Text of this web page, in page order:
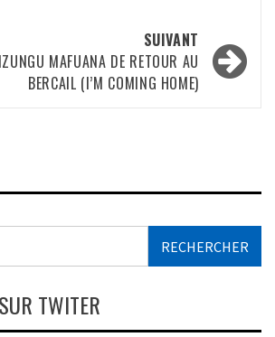
SUIVANT
MAFUANA DE RETOUR AU
BERCAIL (I’M COMING HOME)
TWITER